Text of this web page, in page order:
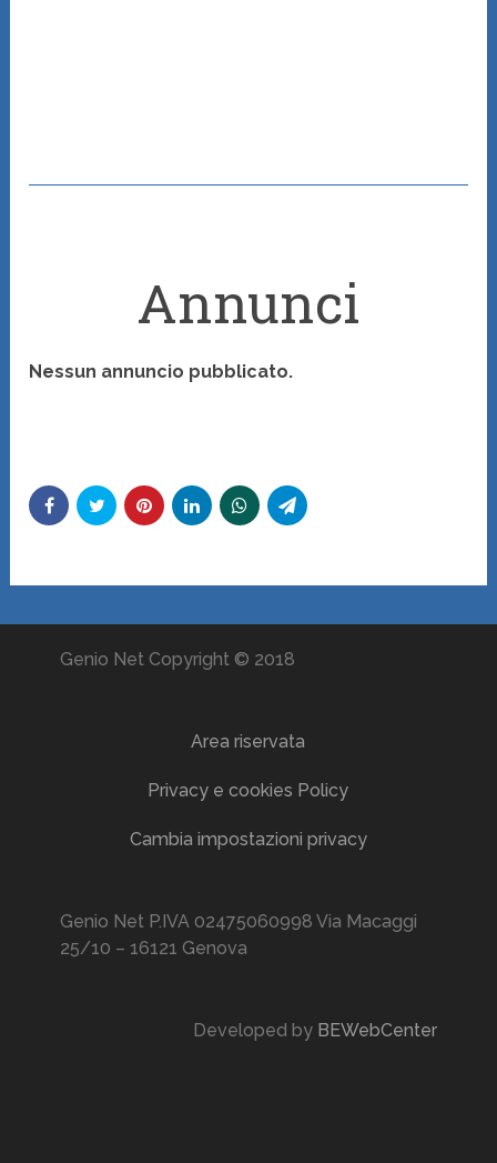
Annunci
Nessun annuncio pubblicato.
Genio Net Copyright © 2018
Area riservata
Privacy e cookies Policy
Cambia impostazioni privacy
Genio Net P.IVA 02475060998 Via Macaggi
25/10 – 16121 Genova
Developed by BEWebCenter